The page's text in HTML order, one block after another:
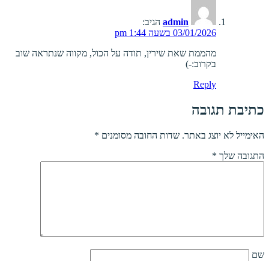
admin הגיב:
03/01/2026 בשעה 1:44 pm
מהממת שאת שירין, תודה על הכול, מקווה שנתראה שוב
בקרוב:-)
Reply
כתיבת תגובה
האימייל לא יוצג באתר. שדות החובה מסומנים *
התגובה שלך *
שם